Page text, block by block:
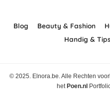
Blog Beauty & Fashion
Handig & Tips
© 2025. Elnora.be. Alle Rechten
het Poen.nl